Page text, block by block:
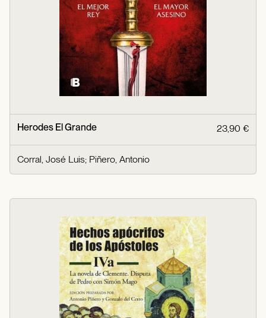
Herodes El Grande 23,90 €
Corral, José Luis; Piñero, Antonio